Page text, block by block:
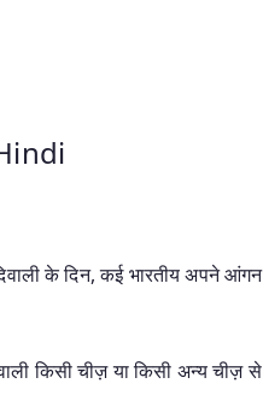
के दिन, कई भारतीय अपने
किसी चीज़ या किसी अन्य चीज़